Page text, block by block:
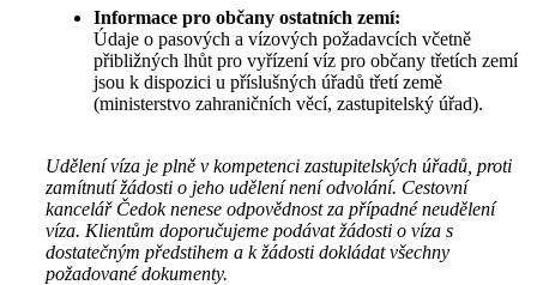
Informace pro občany ostatních zemí:
Údaje o pasových a vízových požadavcích včetně
přibližných lhůt pro vyřízení víz pro občany třetích zemí
jsou k dispozici u příslušných úřadů třetí země
(ministerstvo zahraničních věcí, zastupitelský úřad).
Udělení víza je plně v kompetenci zastupitelských úřadů, proti
zamítnutí žádosti o jeho udělení není odvolání. Cestovní
kancelář Čedok nenese odpovědnost za případné neudělení
víza. Klientům doporučujeme podávat žádosti o víza s
dostatečným předstihem a k žádosti dokládat všechny
požadované dokumenty.